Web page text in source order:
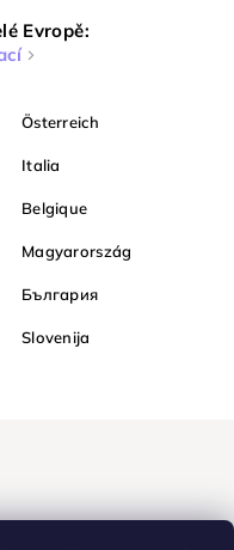
Evropě:
Österreich
Italia
Belgique
Magyarország
България
Slovenija